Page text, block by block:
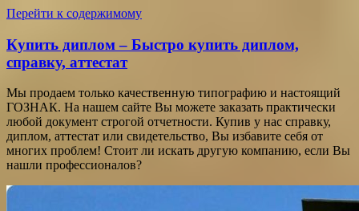
Перейти к содержимому
Купить диплом – Быстро купить диплом,
справку, аттестат
Мы продаем только качественную типографию и настоящий
ГОЗНАК. На нашем сайте Вы можете заказать практически
любой документ строгой отчетности. Купив у нас справку,
диплом, аттестат или свидетельство, Вы избавите себя от
многих проблем! Стоит ли искать другую компанию, если Вы
нашли профессионалов?